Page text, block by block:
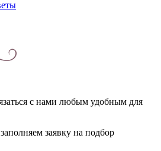
с нами любым удобным для
заявку на подбор